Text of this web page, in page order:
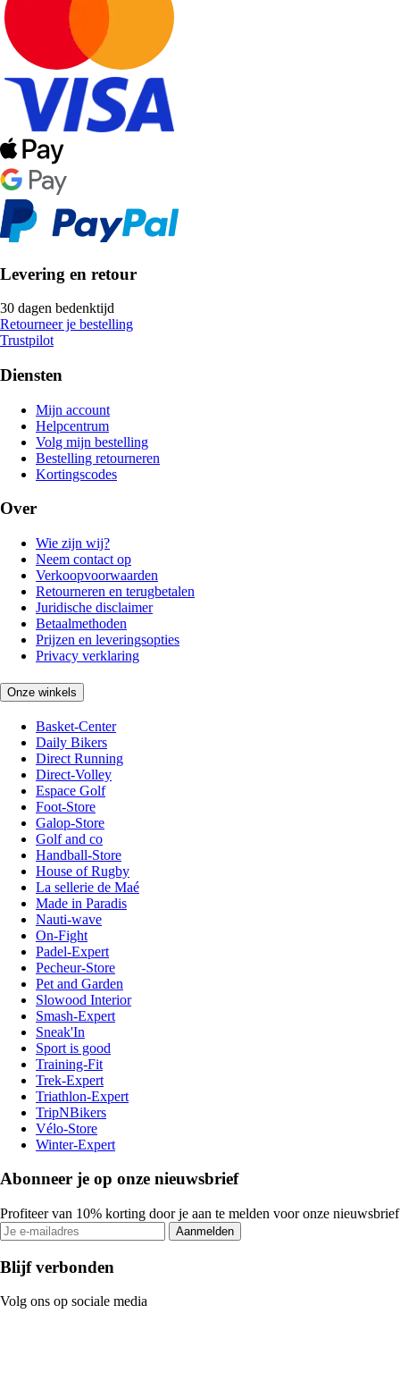
Levering en retour
30 dagen bedenktijd
Retourneer je bestelling
Trustpilot
Diensten
Mijn account
Helpcentrum
Volg mijn bestelling
Bestelling retourneren
Kortingscodes
Over
Wie zijn wij?
Neem contact op
Verkoopvoorwaarden
Retourneren en terugbetalen
Juridische disclaimer
Betaalmethoden
Prijzen en leveringsopties
Privacy verklaring
Onze winkels
Basket-Center
Daily Bikers
Direct Running
Direct-Volley
Espace Golf
Foot-Store
Galop-Store
Golf and co
Handball-Store
House of Rugby
La sellerie de Maé
Made in Paradis
Nauti-wave
On-Fight
Padel-Expert
Pecheur-Store
Pet and Garden
Slowood Interior
Smash-Expert
Sneak'In
Sport is good
Training-Fit
Trek-Expert
Triathlon-Expert
TripNBikers
Vélo-Store
Winter-Expert
Abonneer je op onze nieuwsbrief
Profiteer van 10% korting door je aan te melden voor onze nieuwsbrief
Aanmelden
Blijf verbonden
Volg ons op sociale media